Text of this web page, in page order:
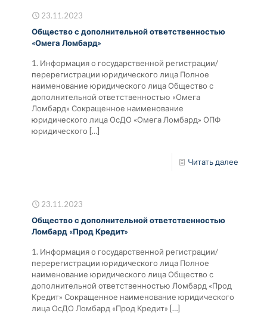
23.11.2023
Общество с дополнительной ответственностью
«Омега Ломбард»
1. Информация о государственной регистрации/
перерегистрации юридического лица Полное
наименование юридического лица Общество с
дополнительной ответственностью «Омега
Ломбард» Сокращенное наименование
юридического лица ОсДО «Омега Ломбард» ОПФ
юридического […]
Читать далее
23.11.2023
Общество с дополнительной ответственностью
Ломбард «Прод Кредит»
1. Информация о государственной регистрации/
перерегистрации юридического лица Полное
наименование юридического лица Общество с
дополнительной ответственностью Ломбард «Прод
Кредит» Сокращенное наименование юридического
лица ОсДО Ломбард «Прод Кредит» […]